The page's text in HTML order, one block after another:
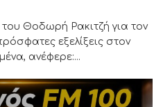
Θοδωρή Ρακιτζή για τον
εξελίξεις στον
ανέφερε:...